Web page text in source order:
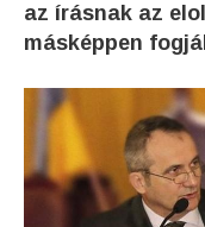
az írásnak az
másképpen